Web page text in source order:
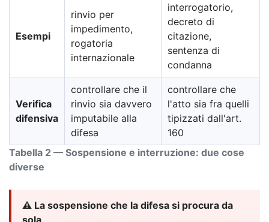
Tabella 2 — Sospensione e interruzione: due cose
diverse
Esempi
rinvio per
impedimento,
rogatoria
internazionale
interrogatorio,
decreto di
citazione,
sentenza di
condanna
Verifica
difensiva
controllare che il
rinvio sia davvero
imputabile alla
difesa
controllare che
l'atto sia fra quelli
tipizzati dall'art.
160
⚠️ La sospensione che la difesa si procura da
sola